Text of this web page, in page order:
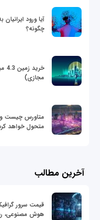
آیا ورود
چگونه؟
مجازی)
متاورس چیست و
متحول خواهد
آخرین مطالب
هوش مصنوعی،